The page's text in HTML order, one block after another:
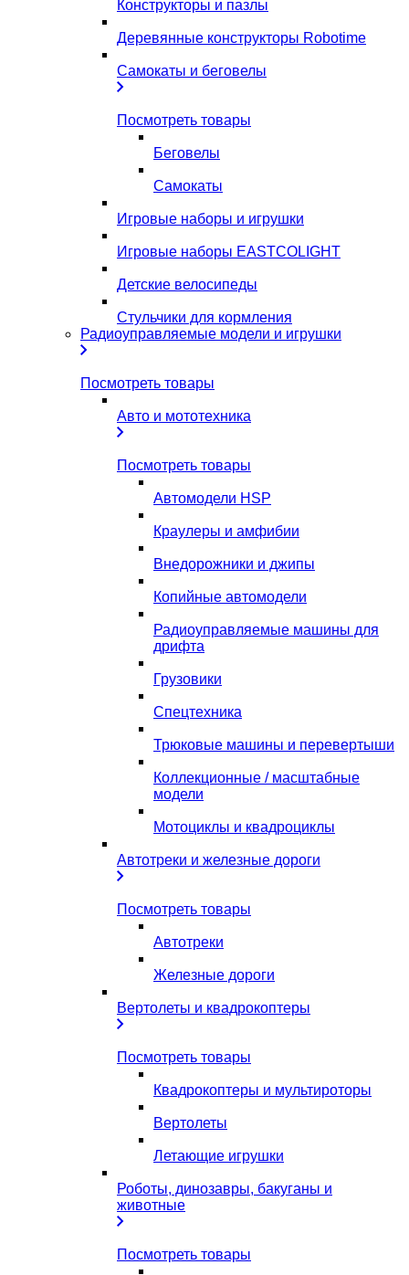
Конструкторы и пазлы
Деревянные конструкторы Robotime
Самокаты и беговелы
Посмотреть товары
Беговелы
Самокаты
Игровые наборы и игрушки
Игровые наборы EASTCOLIGHT
Детские велосипеды
Стульчики для кормления
Радиоуправляемые модели и игрушки
Посмотреть товары
Авто и мототехника
Посмотреть товары
Автомодели HSP
Краулеры и амфибии
Внедорожники и джипы
Копийные автомодели
Радиоуправляемые машины для
дрифта
Грузовики
Спецтехника
Трюковые машины и перевертыши
Коллекционные / масштабные
модели
Мотоциклы и квадроциклы
Автотреки и железные дороги
Посмотреть товары
Автотреки
Железные дороги
Вертолеты и квадрокоптеры
Посмотреть товары
Квадрокоптеры и мультироторы
Вертолеты
Летающие игрушки
Роботы, динозавры, бакуганы и
животные
Посмотреть товары